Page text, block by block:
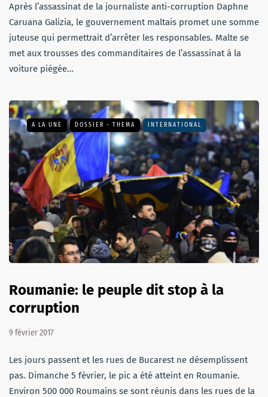
Après l’assassinat de la journaliste anti-corruption Daphne
Caruana Galizia, le gouvernement maltais promet une somme
juteuse qui permettrait d’arrêter les responsables. Malte se
met aux trousses des commanditaires de l’assassinat à la
voiture piégée…
A LA UNE DOSSIER - THEMA INTERNATIONAL
Roumanie: le peuple dit stop à la
corruption
9 février 2017
Les jours passent et les rues de Bucarest ne désemplissent
pas. Dimanche 5 février, le pic a été atteint en Roumanie.
Environ 500 000 Roumains se sont réunis dans les rues de la